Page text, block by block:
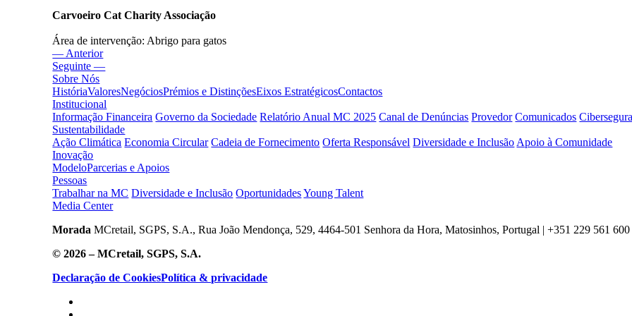
Carvoeiro Cat Charity Associação
Área de intervenção: Abrigo para gatos
— Anterior
Seguinte —
Sobre Nós
HistóriaValoresNegóciosPrémios e DistinçõesEixos EstratégicosContactos
Institucional
Informação Financeira Governo da Sociedade Relatório Anual MC 2025 Canal de Denúncias Provedor Comunicados
Sustentabilidade
Ação Climática Economia Circular Cadeia de Fornecimento Oferta Responsável Diversidade e Inclusão Apoio à Comunidade
Inovação
ModeloParcerias e Apoios
Pessoas
Trabalhar na MC Diversidade e Inclusão Oportunidades Young Talent
Media Center
Morada MCretail, SGPS, S.A., Rua João Mendonça, 529, 4464-501 Senhora da Hora, Matosinhos, Portugal | +351 229 561 600
© 2026 – MCretail, SGPS, S.A.
Declaração de CookiesPolítica & privacidade